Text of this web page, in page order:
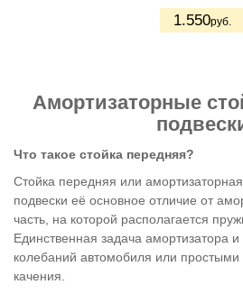
1.550руб.
Амортизаторные
Что такое стойка передняя?
Стойка передняя или
подвески её основное отличие от
часть, на которой располагается
Единственная задача амортизатора
колебаний автомобиля или
качения.